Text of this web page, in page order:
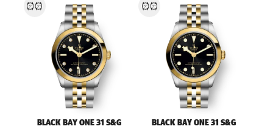
BLACK BAY ONE 31 S&G BLACK BAY ONE 31 S&G